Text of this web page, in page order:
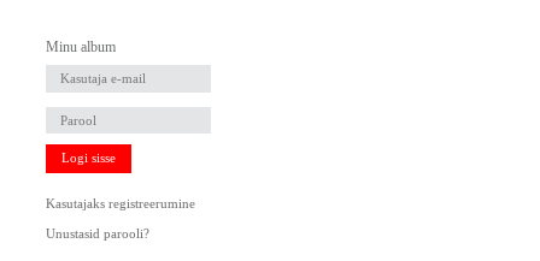
Minu album
Logi sisse
Kasutajaks registreerumine
Unustasid parooli?